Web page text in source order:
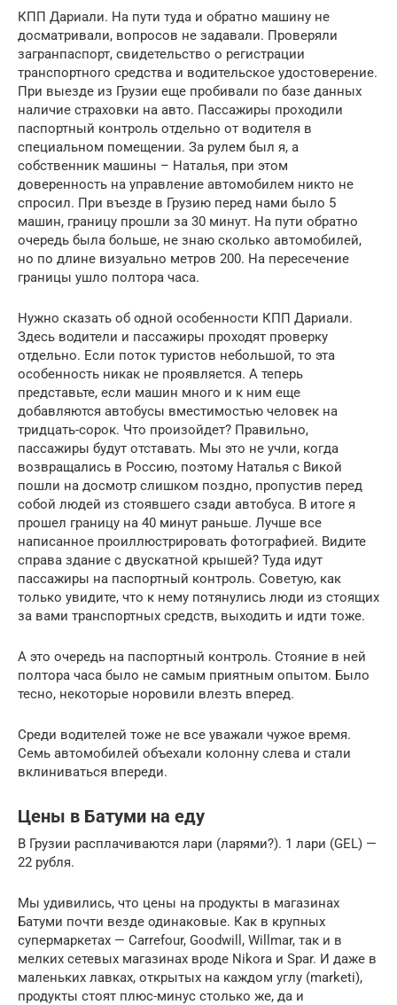
КПП Дариали. На пути туда и обратно машину не
досматривали, вопросов не задавали. Проверяли
загранпаспорт, свидетельство о регистрации
транспортного средства и водительское удостоверение.
При выезде из Грузии еще пробивали по базе данных
наличие страховки на авто. Пассажиры проходили
паспортный контроль отдельно от водителя в
специальном помещении. За рулем был я, а
собственник машины – Наталья, при этом
доверенность на управление автомобилем никто не
спросил. При въезде в Грузию перед нами было 5
машин, границу прошли за 30 минут. На пути обратно
очередь была больше, не знаю сколько автомобилей,
но по длине визуально метров 200. На пересечение
границы ушло полтора часа.
Нужно сказать об одной особенности КПП Дариали.
Здесь водители и пассажиры проходят проверку
отдельно. Если поток туристов небольшой, то эта
особенность никак не проявляется. А теперь
представьте, если машин много и к ним еще
добавляются автобусы вместимостью человек на
тридцать-сорок. Что произойдет? Правильно,
пассажиры будут отставать. Мы это не учли, когда
возвращались в Россию, поэтому Наталья с Викой
пошли на досмотр слишком поздно, пропустив перед
собой людей из стоявшего сзади автобуса. В итоге я
прошел границу на 40 минут раньше. Лучше все
написанное проиллюстрировать фотографией. Видите
справа здание с двускатной крышей? Туда идут
пассажиры на паспортный контроль. Советую, как
только увидите, что к нему потянулись люди из стоящих
за вами транспортных средств, выходить и идти тоже.
А это очередь на паспортный контроль. Стояние в ней
полтора часа было не самым приятным опытом. Было
тесно, некоторые норовили влезть вперед.
Среди водителей тоже не все уважали чужое время.
Семь автомобилей объехали колонну слева и стали
вклиниваться впереди.
Цены в Батуми на еду
В Грузии расплачиваются лари (ларями?). 1 лари (GEL) —
22 рубля.
Мы удивились, что цены на продукты в магазинах
Батуми почти везде одинаковые. Как в крупных
супермаркетах — Carrefour, Goodwill, Willmar, так и в
мелких сетевых магазинах вроде Nikora и Spar. И даже в
маленьких лавках, открытых на каждом углу (marketi),
продукты стоят плюс-минус столько же, да и